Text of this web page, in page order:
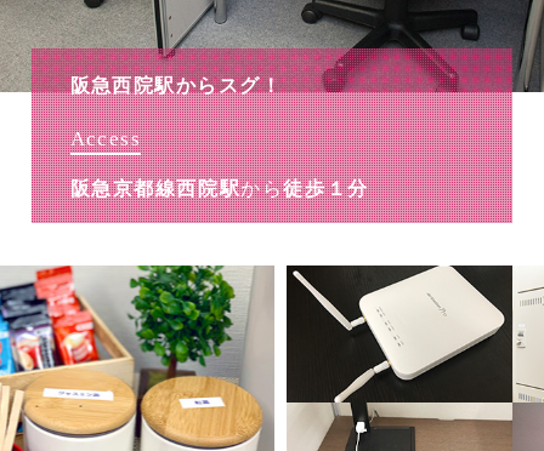
阪急西院駅からスグ！
Access
阪急京都線西院駅から徒歩１分